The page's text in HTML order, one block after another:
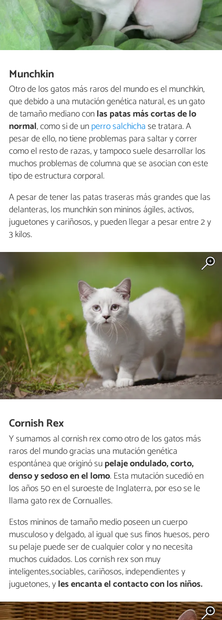
Munchkin
Otro de los gatos más raros del mundo es el munchkin,
que debido a una mutación genética natural, es un gato
de tamaño mediano conlas patas más cortas de lo
normal, como si de unperro salchichase tratara. A
pesar de ello, no tiene problemas para saltar y correr
como el resto de razas, y tampoco suele desarrollar los
muchos problemas de columna que se asocian con este
tipo de estructura corporal.
A pesar de tener las patas traseras más grandes que las
delanteras, los munchkin son mininos ágiles, activos,
juguetones y cariñosos, y pueden llegar a pesar entre 2 y
3 kilos.
Cornish Rex
Y sumamos al cornish rex como otro de los gatos más
raros del mundo gracias una mutación genética
espontánea que originó supelaje ondulado, corto,
denso y sedoso en el lomo. Esta mutación sucedió en
los años 50 en el suroeste de Inglaterra, por eso se le
llama gato rex de Cornualles.
Estos mininos de tamaño medio poseen un cuerpo
musculoso y delgado, al igual que sus finos huesos, pero
su pelaje puede ser de cualquier color y no necesita
muchos cuidados. Los cornish rex son muy
inteligentes,sociables, cariñosos, independientes y
juguetones, yles encanta el contacto conlos niños.